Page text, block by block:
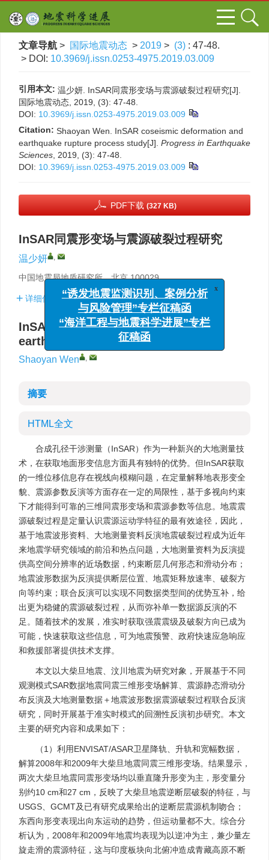
文章导航 > 国际地震动态 > 2019 > (3) : 47-48.
> DOI: 10.3969/j.issn.0253-4975.2019.03.009
引用本文: 温少妍. InSAR同震形变场与震源破裂过程研究[J].
国际地震动态, 2019, (3): 47-48.
DOI: 10.3969/j.issn.0253-4975.2019.03.009
Citation: Shaoyan Wen. InSAR coseismic deformation and
earthquake rupture process study[J]. Progress in Earthquake
Sciences , 2019, (3): 47-48.
DOI: 10.3969/j.issn.0253-4975.2019.03.009
PDF下载 (327 KB)
InSAR同震形变场与震源破裂过程研究
温少妍 ,
中国地震局地质研究所，北京 100029
详细信息
InSAR coseismic deformation and
earthquake rupture process study
Shaoyan Wen ,
摘要
HTML全文
合成孔径干涉测量（InSAR）作为一种新兴的大地测量技
术，在获取地面形变信息方面具有独特的优势。但InSAR获取
的一维位移信息存在视线向模糊问题，在定量解释地表形变全
貌、震源参数反演等方面存在一定的局限性，基于多视向约束
下才能得到可靠的三维同震形变场和震源参数等信息。地震震
源破裂过程是定量认识震源运动学特征的最有效途径，因此，
基于地震波形资料、大地测量资料反演地震破裂过程成为近年
来地震学研究领域的前沿和热点问题，大地测量资料为反演提
供高空间分辨率的近场数据，约束断层几何形态和滑动分布；
地震波形数据为反演提供断层位置、地震矩释放速率、破裂方
向等约束；联合反演可以实现不同数据类型间的优势互补，给
出更为稳健的震源破裂过程，从而弥补单一数据源反演的不
足。随着技术的发展，准实时获取强震震级及破裂方向已成为
可能，快速获取这些信息，可为地震预警、政府快速应急响应
和救援部署提供技术支撑。
本文以大柴旦地震、汶川地震为研究对象，开展基于不同
观测模式SAR数据地震同震三维形变场解算、震源静态滑动分
布反演及大地测量数据＋地震波形数据震源破裂过程联合反演
研究，同时开展基于准实时模式的回溯性反演初步研究。本文
主要的研究内容和成果如下：
（1）利用ENVISAT/ASAR卫星降轨、升轨和宽幅数据，
解算2008年和2009年大柴旦地震同震三维形变场。结果显示，
两次大柴旦地震同震形变场均以垂直隆升形变为主，形变量分
别约10 cm和27 cm，反映了大柴旦地震逆断层破裂的特征，与
USGS、GCMT及已有研究成果给出的逆断层震源机制吻合；
东西向形变表现出向东运动的趋势，但运动量都不大。综合分
析认为，2008年和2009年地震均表现为以逆冲为主，兼少量左
旋走滑的震源特征，这与印度板块向北俯冲造成青藏高原不断
x
“诱发地震监测识别、案例分析
与风险管理”专栏征稿函
“海洋工程与地震科学进展”专栏
征稿函